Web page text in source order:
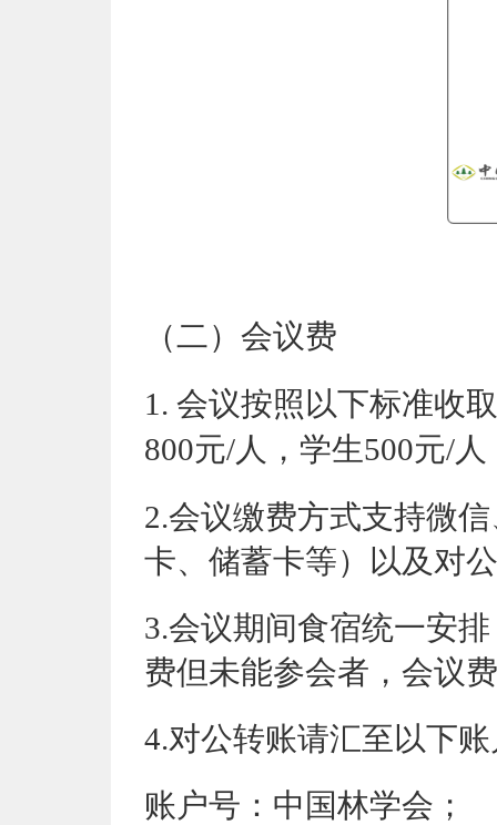
（二）会议费
1. 会议按照以下标准收
800元/人，学生500元/人
2.会议缴费方式支持微
卡、储蓄卡等）以及对
3.会议期间食宿统一安
费但未能参会者，会议
4.对公转账请汇至以下
账户号：中国林学会；